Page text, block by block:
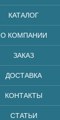
КАТАЛОГ
О КОМПАНИИ
ЗАКАЗ
ДОСТАВКА
КОНТАКТЫ
СТАТЬИ